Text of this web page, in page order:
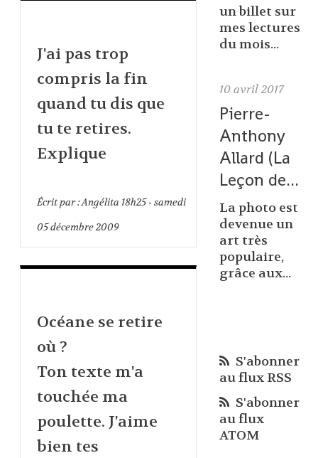
J'ai pas trop
compris la fin
quand tu dis que
tu te retires.
Explique
Écrit par :Angélita 18h25- samedi
05décembre 2009
Océane se retire
où ?
Ton texte m'a
touchée ma
poulette. J'aime
bien tes
un billet sur
mes lectures
du mois...
10 avril 2017
Pierre-
Anthony
Allard (La
Leçon de...
La photo est
devenue un
art très
populaire,
grâce aux...
S'abonner
au flux RSS
S'abonner
au flux
ATOM